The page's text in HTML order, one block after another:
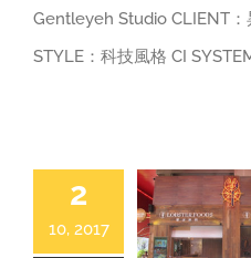
Gentleyeh Studio CLIENT：
STYLE：科技風格 CI
2
10, 2017